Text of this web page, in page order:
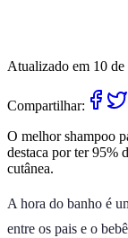
Atualizado em 10
Compartilhar:
O melhor shampoo
destaca por ter 95%
cutânea.
A hora do banho é
entre os pais e o